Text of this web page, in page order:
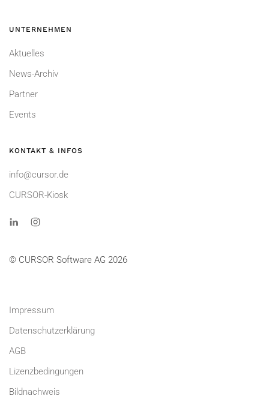
UNTERNEHMEN
Aktuelles
News-Archiv
Partner
Events
KONTAKT & INFOS
info@cursor.de
CURSOR-Kiosk
© CURSOR Software AG 2026
Impressum
Datenschutzerklärung
AGB
Lizenzbedingungen
Bildnachweis